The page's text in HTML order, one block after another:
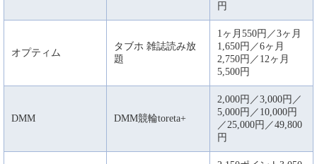
円
オプティム
タブホ 雑誌読み放
題
1ヶ月550円／3ヶ月
1,650円／6ヶ月
2,750円／12ヶ月
5,500円
DMM DMM競輪toreta+
2,000円／3,000円／
5,000円／10,000円
／25,000円／49,800
円